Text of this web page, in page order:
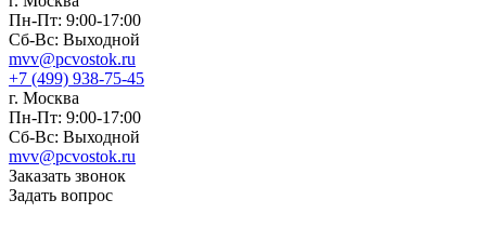
Пн-Пт: 9:00-17:00
Сб-Вс: Выходной
mvv@pcvostok.ru
+7 (499) 938-75-45
г. Москва
Пн-Пт: 9:00-17:00
Сб-Вс: Выходной
mvv@pcvostok.ru
Заказать звонок
Задать вопрос